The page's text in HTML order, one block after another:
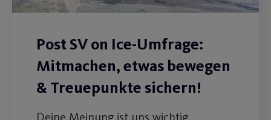
Post SV on Ice-Umfrage:
Mitmachen, etwas bewegen
& Treuepunkte sichern!